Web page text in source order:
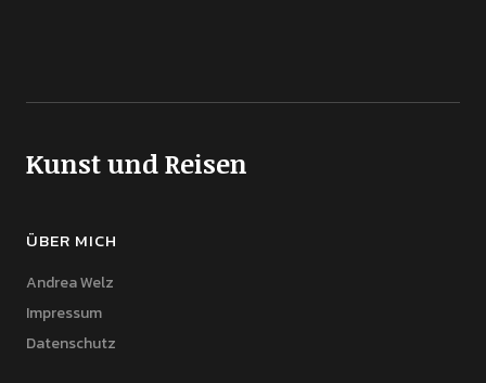
Kunst und Reisen
ÜBER MICH
Andrea Welz
Impressum
Datenschutz